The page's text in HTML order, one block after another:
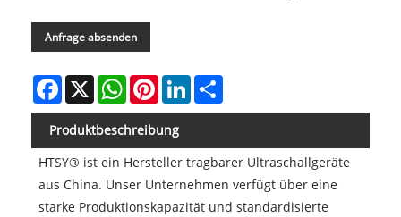
Anfrage absenden
Facebook
X WhatsAppPinterestLinkedIn
Produktbeschreibung
HTSY® ist ein Hersteller tragbarer Ultraschallgeräte
aus China. Unser Unternehmen verfügt über eine
starke Produktionskapazität und standardisierte